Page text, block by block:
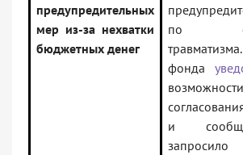
предупредительных
мер из-за нехватки
бюджетных денег
по
фонда
возможности
и